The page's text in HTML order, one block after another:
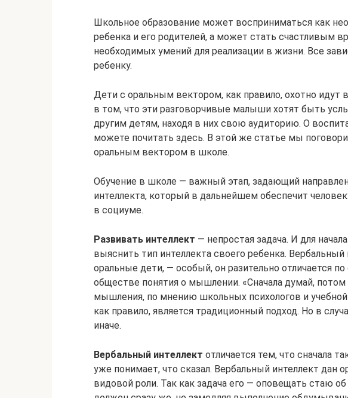
Школьное образование может восприниматься как
ребенка и его родителей, а может стать счастливым
необходимых умений для реализации в жизни. Все
ребенку.
Дети с оральным вектором, как правило, охотно идут
в том, что эти разговорчивые малыши хотят быть
другим детям, находя в них свою аудиторию. О
можете почитать здесь. В этой же статье мы
оральным вектором в школе.
Обучение в школе — важный этап, задающий
интеллекта, который в дальнейшем обеспечит
в социуме.
Развивать интеллект — непростая задача. И для
выяснить тип интеллекта своего ребенка.
оральные дети, — особый, он разительно отличается
обществе понятия о мышлении. «Сначала думай, потом
мышления, по мнению школьных психологов и
как правило, является традиционный подход. Но в
иначе.
Вербальный интеллект отличается тем, что сначала
уже понимает, что сказал. Вербальный интеллект дан
видовой роли. Так как задача его — оповещать стаю